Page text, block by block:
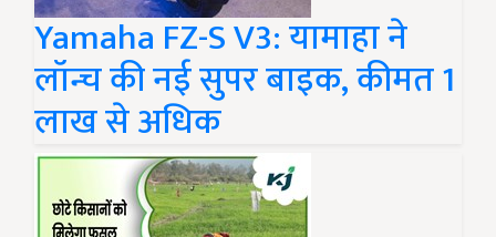
Yamaha FZ-S V3: यामाहा ने
लॉन्च की नई सुपर बाइक, कीमत 1
लाख से अधिक